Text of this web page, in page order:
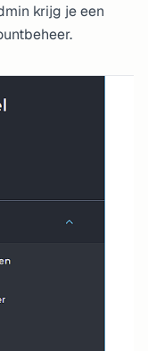
krijg je een